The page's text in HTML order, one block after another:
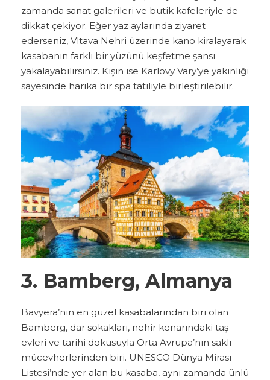
zamanda sanat galerileri ve butik kafeleriyle de
dikkat çekiyor. Eğer yaz aylarında ziyaret
ederseniz, Vltava Nehri üzerinde kano kiralayarak
kasabanın farklı bir yüzünü keşfetme şansı
yakalayabilirsiniz. Kışın ise Karlovy Vary’ye yakınlığı
sayesinde harika bir spa tatiliyle birleştirilebilir.
3. Bamberg, Almanya
Bavyera’nın en güzel kasabalarından biri olan
Bamberg, dar sokakları, nehir kenarındaki taş
evleri ve tarihi dokusuyla Orta Avrupa’nın saklı
mücevherlerinden biri. UNESCO Dünya Mirası
Listesi’nde yer alan bu kasaba, aynı zamanda ünlü